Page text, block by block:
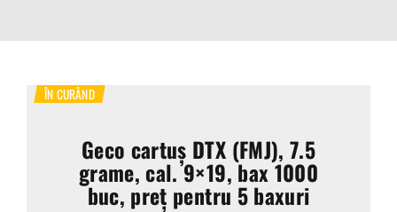
Geco cartuș DTX (FMJ), 7.5
grame, cal. 9×19, bax 1000
buc, preț pentru 5 baxuri
ÎN CURÂND